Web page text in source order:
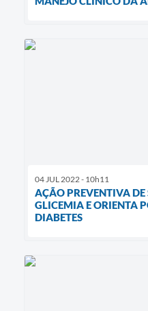
04 JUL 2022 - 10h11
AÇÃO PREVENTIVA
GLICEMIA E ORIENTA
DIABETES